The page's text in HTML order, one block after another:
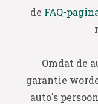
de FAQ-
Omdat de
garantie
auto's